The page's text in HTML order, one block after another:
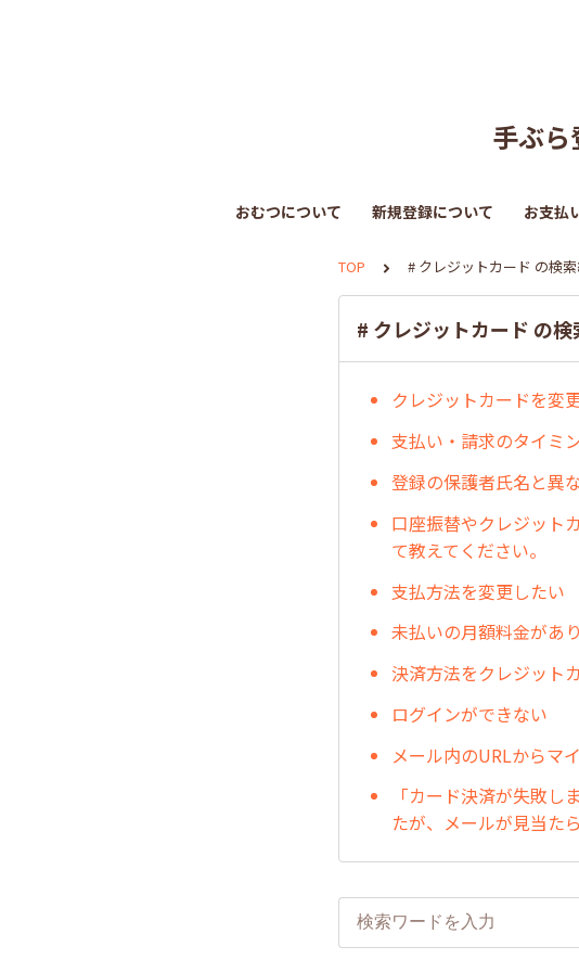
手ぶら
おむつについて 新規登録について お支払
TOP # クレジットカード の検
# クレジットカード の検
クレジットカードを変
支払い・請求のタイミ
登録の保護者氏名と異
口座振替やクレジット
て教えてください。
支払方法を変更したい
未払いの月額料金があ
決済方法をクレジット
ログインができない
メール内のURLからマ
「カード決済が失敗
たが、メールが見当た